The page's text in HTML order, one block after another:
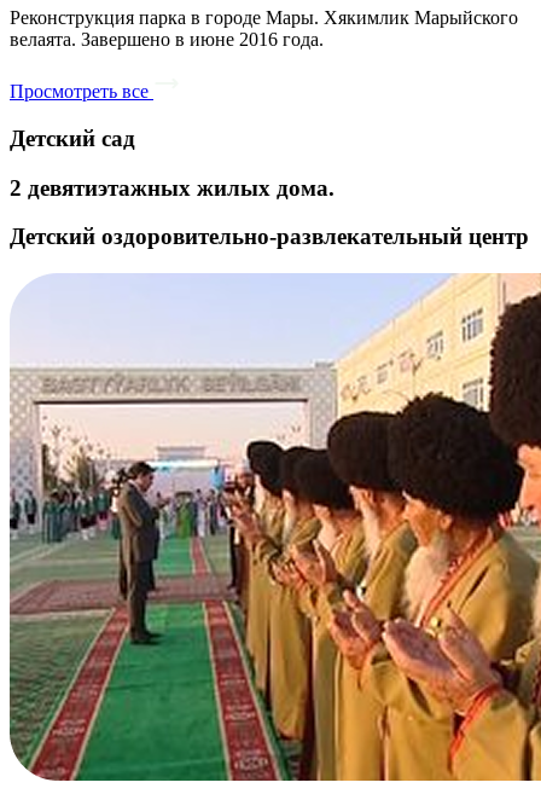
Реконструкция парка в городе Мары. Хякимлик Марыйского
велаята. Завершено в июне 2016 года.
Просмотреть все
Детский сад
2 девятиэтажных жилых дома.
Детский оздоровительно-развлекательный центр